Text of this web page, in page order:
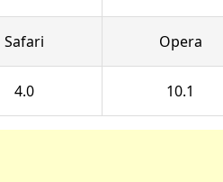
Safari Opera
4.0 10.1